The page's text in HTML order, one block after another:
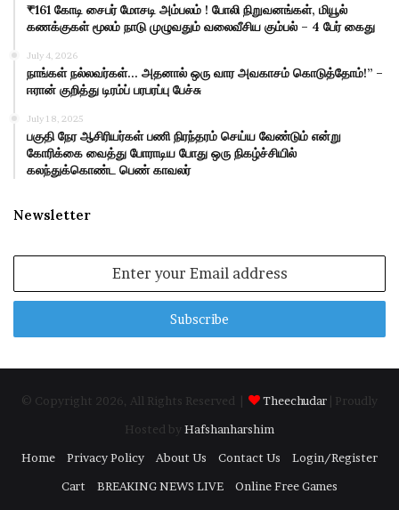
₹161 கோடி சைபர் மோசடி அம்பலம் ! போலி நிறுவனங்கள், மியூல்
கணக்குகள் மூலம் நாடு முழுவதும் வலைவீசிய கும்பல் – 4 பேர் கைது
July 4, 2026
நாங்கள் நல்லவர்கள்… அதனால் ஒரு வார அவகாசம் கொடுத்தோம்!” –
ஈரான் குறித்து டிரம்ப் பரபரப்பு பேச்சு
July 18, 2025
பகுதி நேர ஆசிரியர்கள் பணி நிரந்தரம் செய்ய வேண்டும் என்று
கோரிக்கை வைத்து போராடிய போது ஒரு நிகழ்ச்சியில்
கலந்துக்கொண்ட பெண் காவலர்
Newsletter
Email
© Copyright 2026, All Rights Reserved | Theechudar
| Proudly
Hosted by Hafshanharshim
Home
Privacy Policy About Us Contact Us
Login/Register
Cart
BREAKING NEWS LIVE Online Free Games